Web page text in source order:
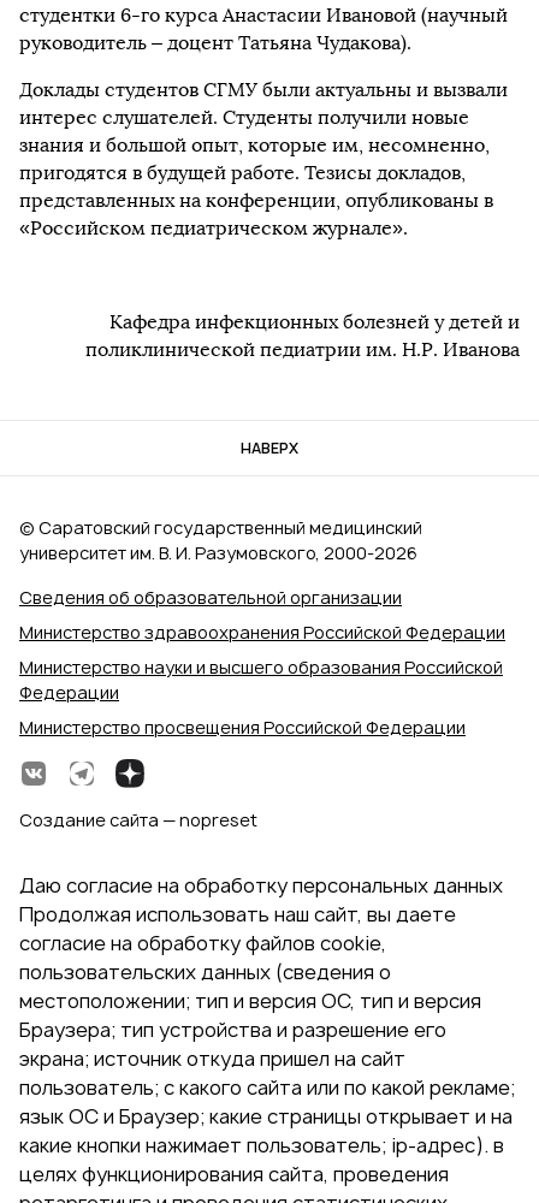
студентки 6-го курса Анастасии Ивановой (научный
руководитель – доцент Татьяна Чудакова).
Доклады студентов СГМУ были актуальны и вызвали
интерес слушателей. Студенты получили новые
знания и большой опыт, которые им, несомненно,
пригодятся в будущей работе. Тезисы докладов,
представленных на конференции, опубликованы в
«Российском педиатрическом журнале».
Кафедра инфекционных болезней у детей и
поликлинической педиатрии им. Н.Р. Иванова
НАВЕРХ
Сведения об образовательной организации
Министерство здравоохранения Российской Федерации
Министерство науки и высшего образования Российской
Федерации
Министерство просвещения Российской Федерации
© Саратовский государственный медицинский
университет им. В. И. Разумовского, 2000‑2026
Создание сайта — nopreset
Даю согласие на обработку персональных данных
Продолжая использовать наш сайт, вы даете
согласие на обработку файлов cookie,
пользовательских данных (сведения о
местоположении; тип и версия ОС, тип и версия
Браузера; тип устройства и разрешение его
экрана; источник откуда пришел на сайт
пользователь; с какого сайта или по какой рекламе;
язык ОС и Браузер; какие страницы открывает и на
какие кнопки нажимает пользователь; ip-адрес). в
целях функционирования сайта, проведения